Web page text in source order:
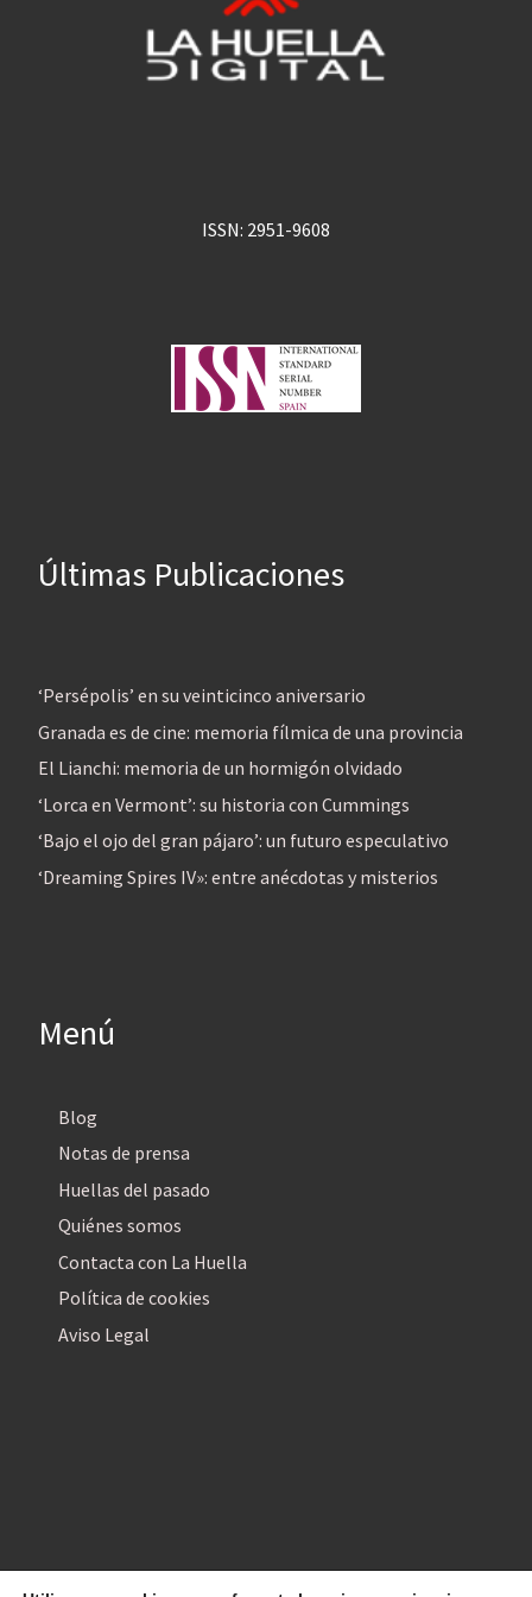
ISSN: 2951-9608
Últimas Publicaciones
‘Persépolis’ en su veinticinco aniversario
Granada es de cine: memoria fílmica de una provincia
El Lianchi: memoria de un hormigón olvidado
‘Lorca en Vermont’: su historia con Cummings
‘Bajo el ojo del gran pájaro’: un futuro especulativo
‘Dreaming Spires IV»: entre anécdotas y misterios
Menú
Blog
Notas de prensa
Huellas del pasado
Quiénes somos
Contacta con La Huella
Política de cookies
Aviso Legal